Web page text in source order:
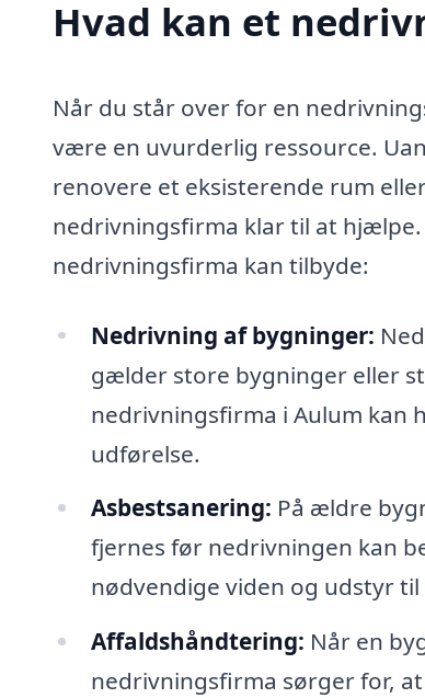
Hvad kan et
Når du står over for en
være en uvurderlig ressource.
renovere et eksisterende rum
nedrivningsfirma klar til at
nedrivningsfirma kan tilbyde:
Nedrivning af bygninger:
gælder store bygninger eller
nedrivningsfirma i Aulum kan
udførelse.
Asbestsanering: På ældre
fjernes før nedrivningen kan
nødvendige viden og udstyr
Affaldshåndtering: Når en
nedrivningsfirma sørger for,